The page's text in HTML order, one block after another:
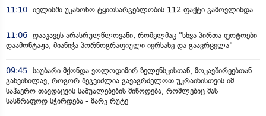
11:10 ივლისში უკანონო ტყითსარგებლობის 112 ფაქტი გამოვლინდა
11:06 დააკავეს არასრულწლოვანი, რომელმაც "სხვა პირთა ფოტოები
დაამონტაჟა, მიანიჭა პორნოგრაფიული იერსახე და გაავრცელა"
09:45 საუბარი მქონდა ვოლოდიმირ ზელენსკისთან, მოკავშირეებთან
განვიხილავ, როგორ შეგვიძლია გავაგრძელოთ უკრაინისთვის იმ
საჰაერო თავდაცვის საშუალებების მიწოდება, რომლებიც მას
სასწრაფოდ სჭირდება - მარკ რუტე